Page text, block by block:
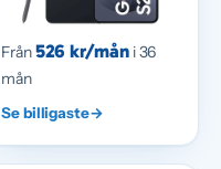
Från526 kr/måni 36
mån
Se billigaste→